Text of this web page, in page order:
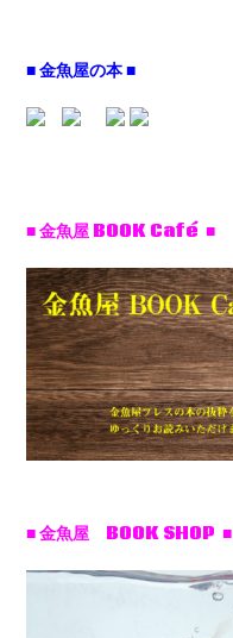
■ 金魚屋の本 ■
■ 金魚屋 BOOK Café ■
■ 金魚屋 BOOK SHOP ■